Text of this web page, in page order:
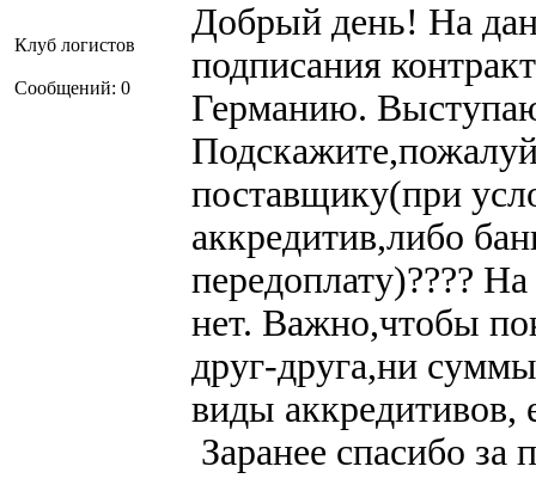
Клуб логистов
Сообщений: 0
Добрый день! На
подписания
Германию.
поставщику(при
аккредитив,либо
передоплату)????
нет. Важно,чтобы
друг-друга,ни
виды аккредитивов,
Заранее спасибо